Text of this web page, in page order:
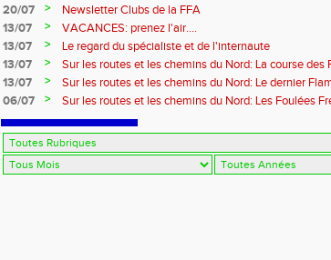
20/07
>
Newsletter Clubs de la FFA
13/07
>
VACANCES: prenez l'air....
13/07
>
Le regard du spécialiste et de l'internaute
13/07
>
Sur les routes et les chemins du Nord: La course des
13/07
>
Sur les routes et les chemins du Nord: Le dernier
06/07
> Sur les routes et les chemins du Nord: Les Foulées